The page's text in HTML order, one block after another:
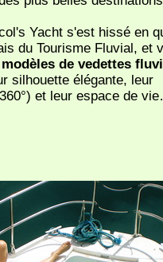
Yacht s'est hissé en
du Tourisme Fluvial, et
de vedettes
silhouette élégante, leur
et leur espace de